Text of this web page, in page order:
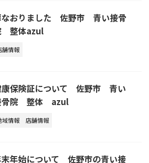
なおりました 佐野市 青い接骨
整体azul
舗情報
康保険証について 佐野市 青い
骨院 整体 azul
域情報 店舗情報
年始について 佐野市の青い接